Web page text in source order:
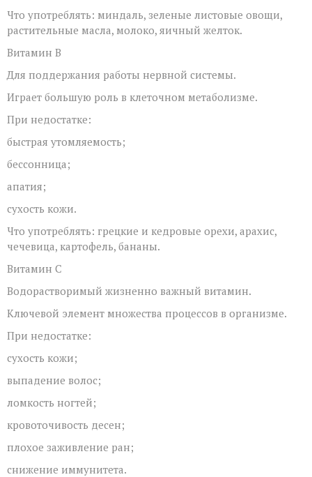
Что употреблять: миндаль, зеленые листовые овощи,
растительные масла, молоко, яичный желток.
Витамин В
Для поддержания работы нервной системы.
Играет большую роль в клеточном метаболизме.
При недостатке:
быстрая утомляемость;
бессонница;
апатия;
сухость кожи.
Что употреблять: грецкие и кедровые орехи, арахис,
чечевица, картофель, бананы.
Витамин С
Водорастворимый жизненно важный витамин.
Ключевой элемент множества процессов в организме.
При недостатке:
сухость кожи;
выпадение волос;
ломкость ногтей;
кровоточивость десен;
плохое заживление ран;
снижение иммунитета.